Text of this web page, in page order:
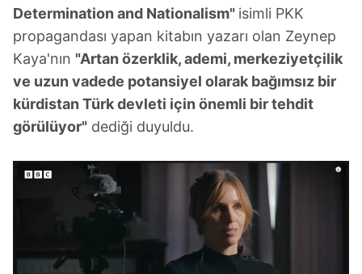
Determination and Nationalism" isimli PKK
propagandası yapan kitabın yazarı olan Zeynep
Kaya'nın "Artan özerklik, ademi, merkeziyetçilik
ve uzun vadede potansiyel olarak bağımsız bir
kürdistan Türk devleti için önemli bir tehdit
görülüyor" dediği duyuldu.